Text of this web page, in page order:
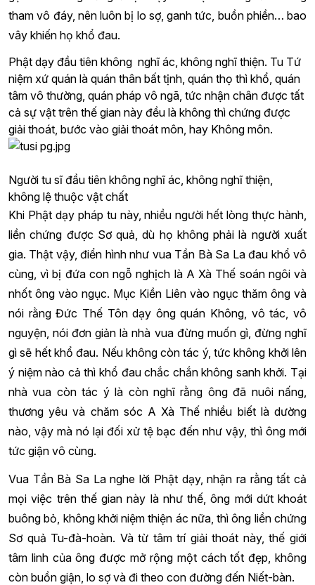
tham vô đáy, nên luôn bị lo sợ, ganh tức, buồn phiền… bao
vây khiến họ khổ đau.
Phật dạy đầu tiên không nghĩ ác, không nghĩ thiện. Tu Tứ
niệm xứ quán là quán thân bất tịnh, quán thọ thì khổ, quán
tâm vô thường, quán pháp vô ngã, tức nhận chân được tất
cả sự vật trên thế gian này đều là không thì chứng được
giải thoát, bước vào giải thoát môn, hay Không môn.
Người tu sĩ đầu tiên không nghĩ ác, không nghĩ thiện,
không lệ thuộc vật chất
Khi Phật dạy pháp tu này, nhiều người hết lòng thực hành,
liền chứng được Sơ quả, dù họ không phải là người xuất
gia. Thật vậy, điển hình như vua Tần Bà Sa La đau khổ vô
cùng, vì bị đứa con ngỗ nghịch là A Xà Thế soán ngôi và
nhốt ông vào ngục. Mục Kiền Liên vào ngục thăm ông và
nói rằng Đức Thế Tôn dạy ông quán Không, vô tác, vô
nguyện, nói đơn giản là nhà vua đừng muốn gì, đừng nghĩ
gì sẽ hết khổ đau. Nếu không còn tác ý, tức không khởi lên
ý niệm nào cả thì khổ đau chắc chắn không sanh khởi. Tại
nhà vua còn tác ý là còn nghĩ rằng ông đã nuôi nấng,
thương yêu và chăm sóc A Xà Thế nhiều biết là dường
nào, vậy mà nó lại đối xử tệ bạc đến như vậy, thì ông mới
tức giận vô cùng.
Vua Tần Bà Sa La nghe lời Phật dạy, nhận ra rằng tất cả
mọi việc trên thế gian này là như thế, ông mới dứt khoát
buông bỏ, không khởi niệm thiện ác nữa, thì ông liền chứng
Sơ quả Tu-đà-hoàn. Và từ tâm trí giải thoát này, thế giới
tâm linh của ông được mở rộng một cách tốt đẹp, không
còn buồn giận, lo sợ và đi theo con đường đến Niết-bàn.